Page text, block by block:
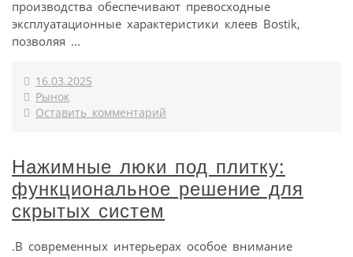
производства обеспечивают превосходные
эксплуатационные характеристики клеев Bostik,
позволяя ...
16.03.2025
Рынок
Оставить комментарий
Нажимные люки под плитку:
функциональное решение для
скрытых систем
.В современных интерьерах особое внимание